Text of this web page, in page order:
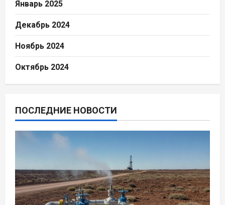
Январь 2025
Декабрь 2024
Ноябрь 2024
Октябрь 2024
ПОСЛЕДНИЕ НОВОСТИ